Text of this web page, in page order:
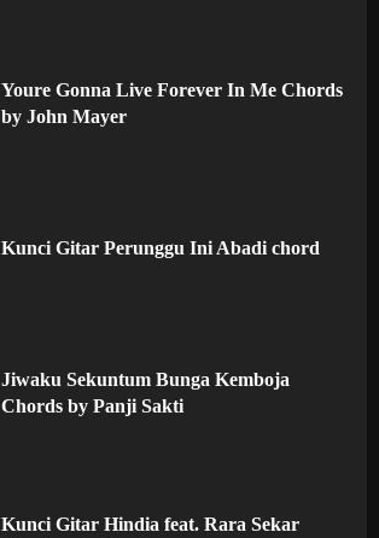
Youre Gonna Live Forever In Me Chords
by John Mayer
Kunci Gitar Perunggu Ini Abadi chord
Jiwaku Sekuntum Bunga Kemboja
Chords by Panji Sakti
Kunci Gitar Hindia feat. Rara Sekar